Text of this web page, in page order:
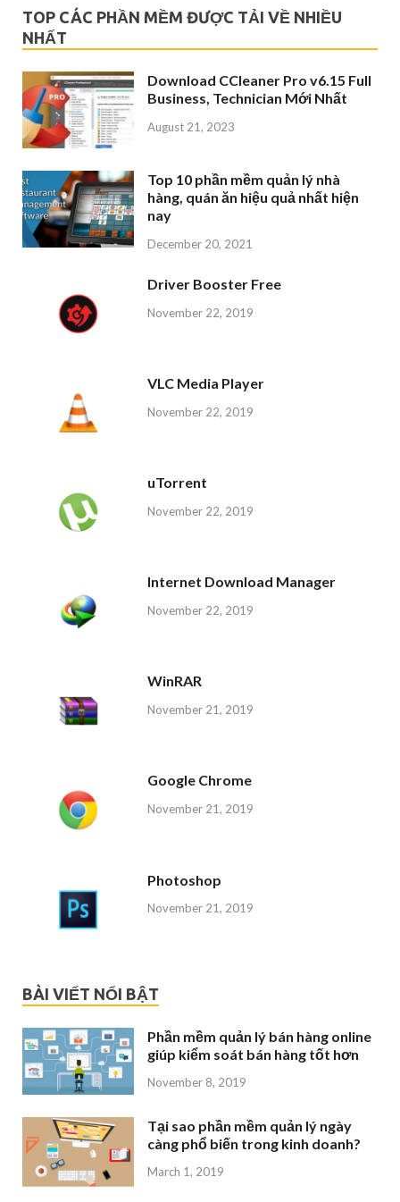
TOP CÁC PHẦN MỀM ĐƯỢC TẢI VỀ NHIỀU
NHẤT
Download CCleaner Pro v6.15 Full
Business, Technician Mới Nhất
August 21, 2023
Top 10 phần mềm quản lý nhà
hàng, quán ăn hiệu quả nhất hiện
nay
December 20, 2021
Driver Booster Free
November 22, 2019
VLC Media Player
November 22, 2019
uTorrent
November 22, 2019
Internet Download Manager
November 22, 2019
WinRAR
November 21, 2019
Google Chrome
November 21, 2019
Photoshop
November 21, 2019
BÀI VIẾT NỔI BẬT
Phần mềm quản lý bán hàng online
giúp kiểm soát bán hàng tốt hơn
November 8, 2019
Tại sao phần mềm quản lý ngày
càng phổ biến trong kinh doanh?
March 1, 2019